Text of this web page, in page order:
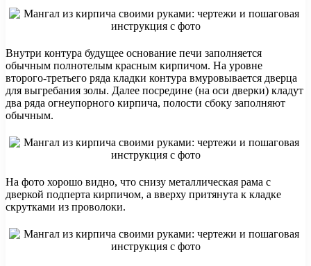
Внутри контура будущее основание печи заполняется
обычным полнотелым красным кирпичом. На уровне
второго-третьего ряда кладки контура вмуровывается дверца
для выгребания золы. Далее посредине (на оси дверки) кладут
два ряда огнеупорного кирпича, полости сбоку заполняют
обычным.
На фото хорошо видно, что снизу металлическая рама с
дверкой подперта кирпичом, а вверху притянута к кладке
скрутками из проволоки.